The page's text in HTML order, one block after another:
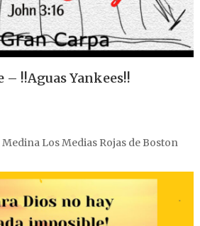
!!Aguas Yankees!!
Los Medias Rojas de Boston